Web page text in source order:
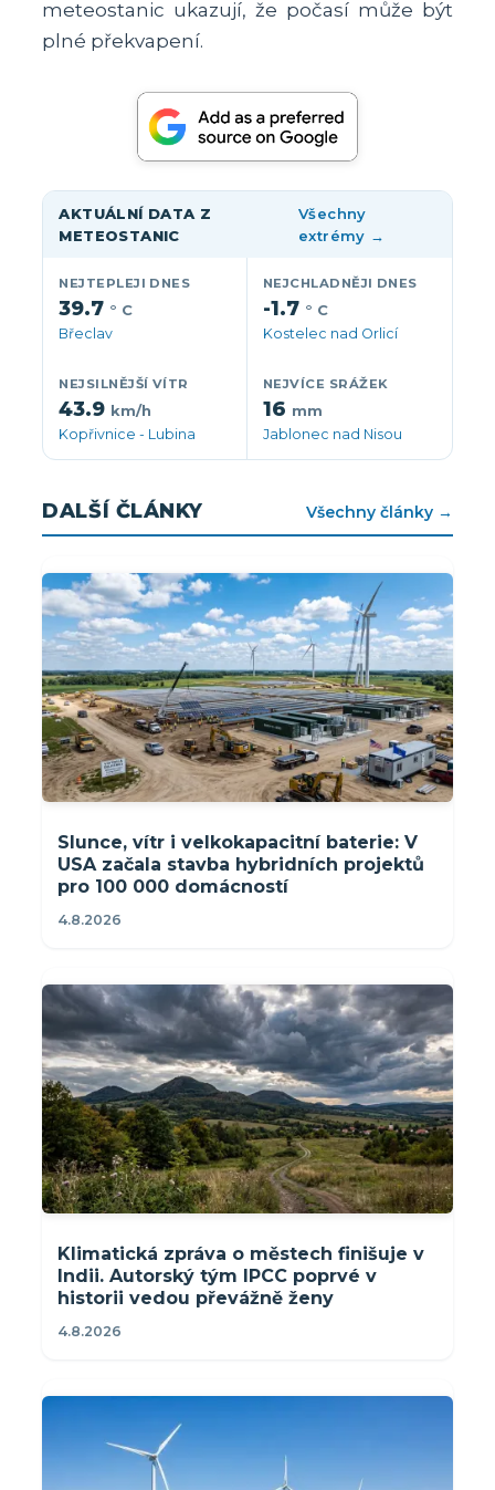
meteostanic ukazují, že počasí může být
plné překvapení.
AKTUÁLNÍ DATA Z
METEOSTANIC
Všechny
extrémy →
NEJTEPLEJI DNES
39.7 ° C
Břeclav
NEJCHLADNĚJI DNES
-1.7 ° C
Kostelec nad Orlicí
NEJSILNĚJŠÍ VÍTR
43.9 km/h
Kopřivnice - Lubina
NEJVÍCE SRÁŽEK
16 mm
Jablonec nad Nisou
DALŠÍ ČLÁNKY Všechny články →
Slunce, vítr i velkokapacitní baterie: V
USA začala stavba hybridních projektů
pro 100 000 domácností
4.8.2026
Klimatická zpráva o městech finišuje v
Indii. Autorský tým IPCC poprvé v
historii vedou převážně ženy
4.8.2026